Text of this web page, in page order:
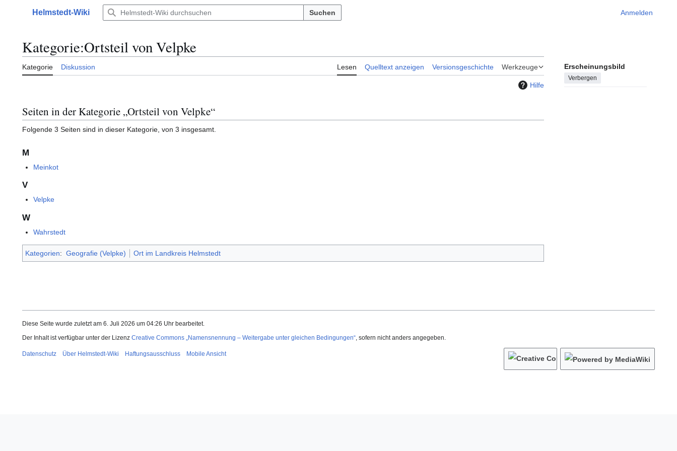
Hauptmenü
Helmstedt-Wiki Suchen Anmelden
Kategorie:Ortsteil von Velpke
Kategorie Diskussion Lesen Quelltext anzeigen Versionsgeschichte Werkzeuge Erscheinungsbild
Verbergen
Hilfe
Seiten in der Kategorie „Ortsteil von Velpke“
Folgende 3 Seiten sind in dieser Kategorie, von 3 insgesamt.
M
Meinkot
V
Velpke
W
Wahrstedt
Kategorien: Geografie (Velpke) Ort im Landkreis Helmstedt
Diese Seite wurde zuletzt am 6. Juli 2026 um 04:26 Uhr bearbeitet.
Der Inhalt ist verfügbar unter der Lizenz Creative Commons „Namensnennung – Weitergabe unter gleichen Bedingungen“, sofern nicht anders angegeben.
Datenschutz Über Helmstedt-Wiki Haftungsausschluss Mobile Ansicht